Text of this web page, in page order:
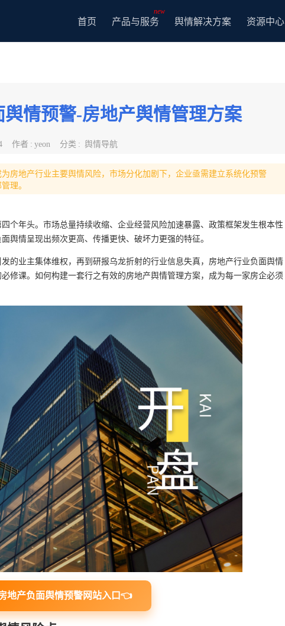
首页
new
产品与服务 舆情解决方案 资源中心
舆情预警-房地产舆情管理方案
作者 : yeon 分类 : 舆情导航
房地产行业主要舆情风险，市场分化加剧下，企业亟需建立系统化预警
理。
个年头。市场总量持续收缩、企业经营风险加速暴露、政策框架发生根本性
情呈现出频次更高、传播更快、破坏力更强的特征。
的业主集体维权，再到研报乌龙折射的行业信息失真，房地产行业负面舆情
修课。如何构建一套行之有效的房地产舆情管理方案，成为每一家房企必须
地产负面舆情预警网站入口👈